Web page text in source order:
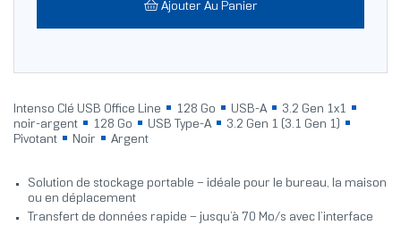
Ajouter Au Panier
Intenso Clé USB Office Line 128 Go USB-A
3.2 Gen 1x1
noir-argent
128 Go USB Type-A
3.2 Gen 1 (3.1 Gen 1)
Pivotant
Noir Argent
Solution de stockage portable – idéale pour le bureau, la maison
ou en déplacement
Transfert de données rapide – jusqu’à 70 Mo/s avec l’interface